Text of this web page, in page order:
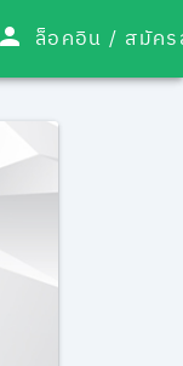
ล็อคอิน /